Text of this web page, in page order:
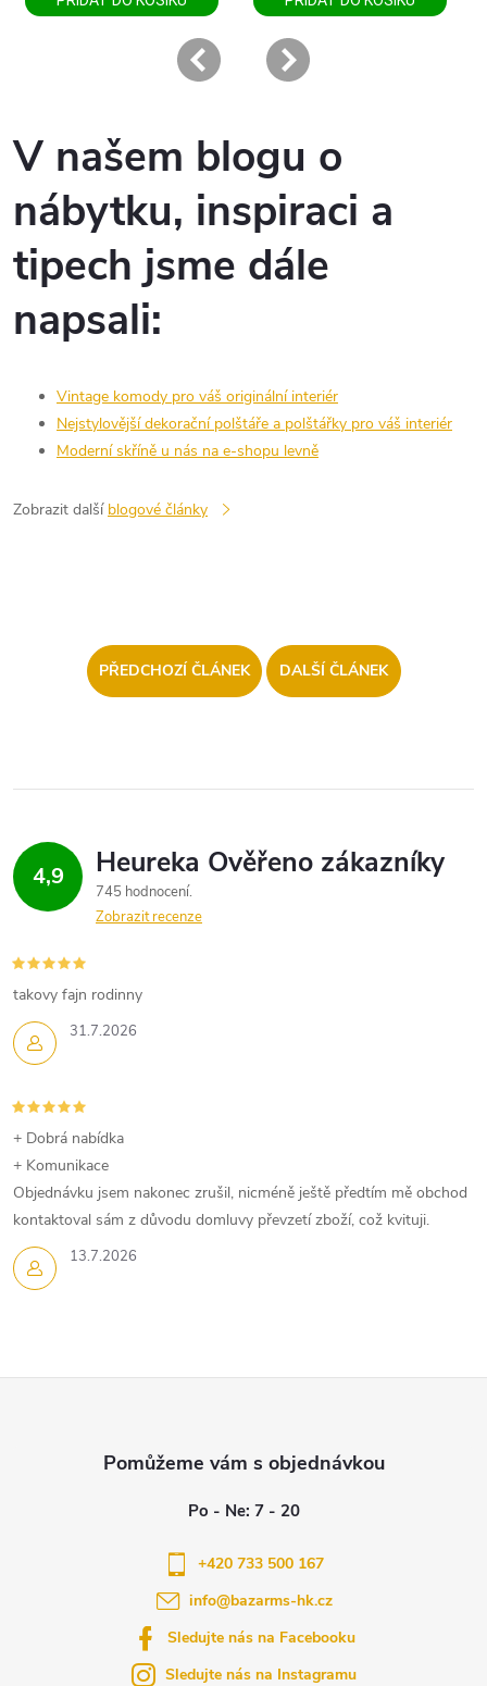
V našem blogu o
nábytku, inspiraci a
tipech jsme dále
napsali:
Vintage komody pro váš originální interiér
Nejstylovější dekorační polštáře a polštářky pro váš interiér
Moderní skříně u nás na e-shopu levně
Zobrazit další blogové články
PŘEDCHOZÍ ČLÁNEK DALŠÍ ČLÁNEK
4,9
745 hodnocení
Zobrazit recenze
31.7.2026
takovy fajn rodinny
13.7.2026
+ Dobrá nabídka
+ Komunikace
Objednávku jsem nakonec zrušil, nicméně ještě předtím mě obchod
kontaktoval sám z důvodu domluvy převzetí zboží, což kvituji.
info@bazarms-hk.cz
+420 733 500 167
Sledujte nás na Facebooku
Sledujte nás na Instagramu